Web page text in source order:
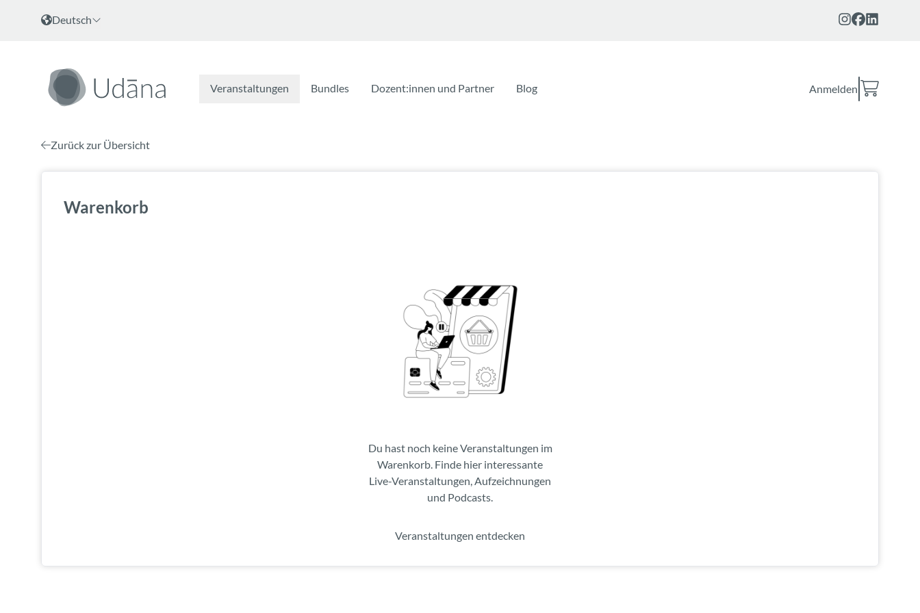
Zum Inhalt
Sprache wählen
Deutsch
Veranstaltungen Bundles Dozent:innen und Partner Blog Anmelden
Zurück zur Übersicht
Warenkorb
Du hast noch keine Veranstaltungen im
Warenkorb. Finde hier interessante
Live-Veranstaltungen, Aufzeichnungen
und Podcasts.
Veranstaltungen entdecken